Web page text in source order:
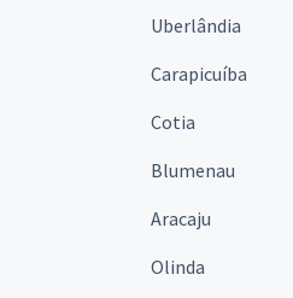
Uberlândia
Carapicuíba
Cotia
Blumenau
Aracaju
Olinda